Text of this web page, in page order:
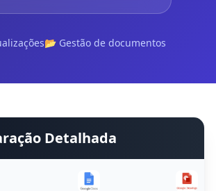
📂 Gestão de documentos
Detalhada